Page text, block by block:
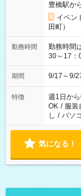
豊橋駅か
イベン
田町）
勤務時間
勤務時間
30～17
務もあります。 【休憩】60分+他休憩
安全面に
期間 9/17～
特徴 週1日か
OK / 服装
し / パソ
気になる！